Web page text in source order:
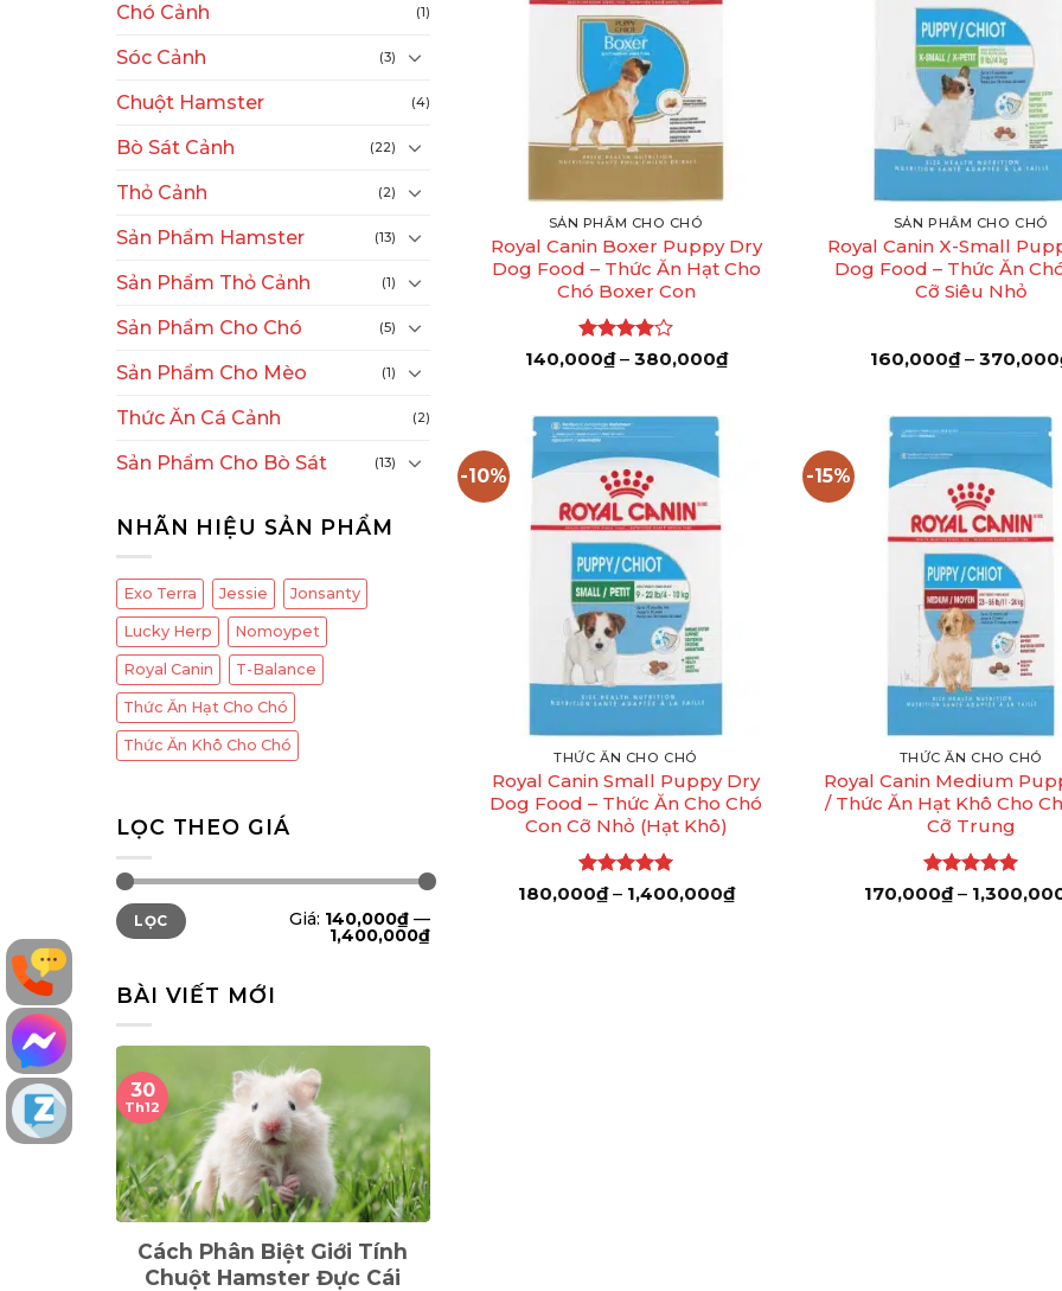
Chó Cảnh (1)
Sóc Cảnh (3)
Chuột Hamster (4)
Bò Sát Cảnh (22)
Thỏ Cảnh (2)
Sản Phẩm Hamster (13)
Sản Phẩm Thỏ Cảnh (1)
Sản Phẩm Cho Chó (5)
Sản Phẩm Cho Mèo (1)
Thức Ăn Cá Cảnh (2)
Sản Phẩm Cho Bò Sát (13)
NHÃN HIỆU SẢN PHẨM
Exo Terra Jessie Jonsanty
Lucky Herp Nomoypet
Royal Canin T-Balance
Thức Ăn Hạt Cho Chó
Thức Ăn Khô Cho Chó
LỌC THEO GIÁ
Giá
tối
thiểu
Giá
tối
đa
LỌC Giá: 140,000₫—
1,400,000₫
BÀI VIẾT MỚI
TOP 10 Dòng Sóc Bay Úc
Đẹp Nhất Trên Thế Giới
19
Th11
SẢN PHẨM CHO CHÓ
Royal Canin Boxer Puppy Dry
Dog Food – Thức Ăn Hạt Cho
Chó Boxer Con
Được
140,000₫ – 380,000₫Khoảng
giá:
SẢN PHẨM CHO CHÓ
Royal Canin X-Small
Dog Food – Thức Ăn
Cỡ Siêu Nhỏ
160,000₫ – 370,000
-10%
THỨC ĂN CHO CHÓ
Royal Canin Small Puppy Dry
Dog Food – Thức Ăn Cho Chó
Con Cỡ Nhỏ (Hạt Khô)
Được xếp
180,000₫ – 1,400,000₫Khoảng
giá:
-15%
THỨC ĂN CHO CHÓ
Royal Canin Medium
/ Thức Ăn Hạt Khô Cho
Cỡ Trung
Được xếp
170,000₫ –